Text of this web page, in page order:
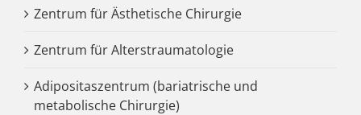
Zentrum für Ästhetische Chirurgie
Zentrum für Alterstraumatologie
Adipositaszentrum (bariatrische und
metabolische Chirurgie)